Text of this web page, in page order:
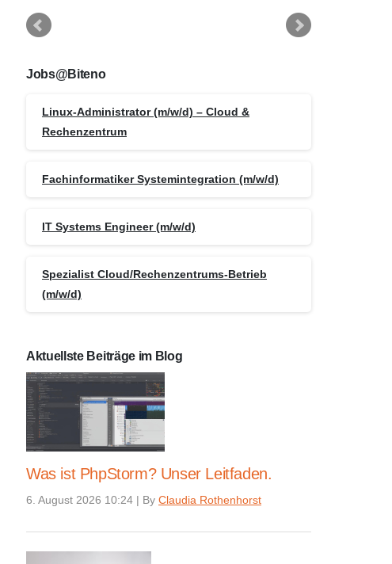
Jobs@Biteno
Linux-Administrator (m/w/d) – Cloud &
Rechenzentrum
Fachinformatiker Systemintegration (m/w/d)
IT Systems Engineer (m/w/d)
Spezialist Cloud/Rechenzentrums-Betrieb
(m/w/d)
Aktuellste Beiträge im Blog
Was ist PhpStorm? Unser Leitfaden.
6. August 2026 10:24 | By Claudia Rothenhorst